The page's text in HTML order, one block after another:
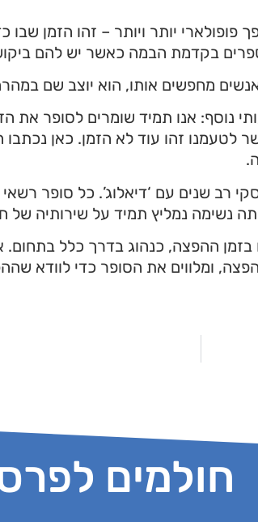
יותר ויותר – זהו הזמן שבו
ספרים בקדמת הבמה כאשר יש להם
מחפשים אותו, הוא יוצב שם
נוסף: אנו תמיד שומרים לסופר את
זהו עוד לא הזמן. כאן נכתבו
רב שנים עם ‘דיאלוג’. כל סופר
נשימה נמליץ תמיד על שירותיה של
בזמן ההפצה, כנהוג בדרך כלל בתחום.
ומלווים את הסופר כדי לוודא
חולמים